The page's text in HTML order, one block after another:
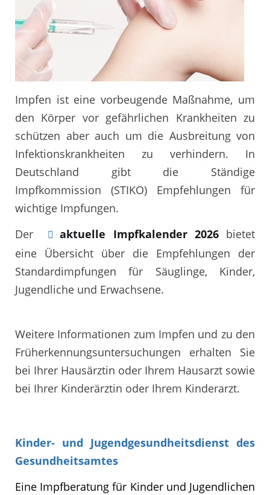
Impfen ist eine vorbeugende Maßnahme, um
den Körper vor gefährlichen Krankheiten zu
schützen aber auch um die Ausbreitung von
Infektionskrankheiten zu verhindern. In
Deutschland gibt die Ständige
Impfkommission (STIKO) Empfehlungen für
wichtige Impfungen.
Der
aktuelle Impfkalender 2026bietet
eine Übersicht über die Empfehlungen der
Standardimpfungen für Säuglinge, Kinder,
Jugendliche und Erwachsene.
Weitere Informationen zum Impfen und zu den
Früherkennungsuntersuchungen erhalten Sie
bei Ihrer Hausärztin oder Ihrem Hausarzt sowie
bei Ihrer Kinderärztin oder Ihrem Kinderarzt.
Kinder- und Jugendgesundheitsdienst des
Gesundheitsamtes
Eine Impfberatung für Kinder und Jugendlichen